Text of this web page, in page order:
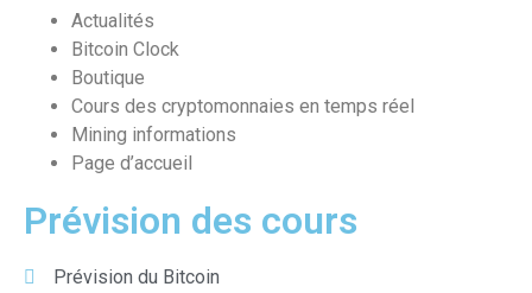
Actualités
Bitcoin Clock
Boutique
Cours des cryptomonnaies en temps réel
Mining informations
Page d’accueil
Prévision des cours
Prévision du Bitcoin